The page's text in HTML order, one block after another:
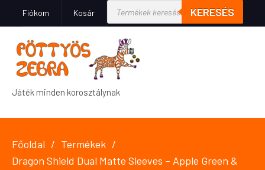
Fiókom Kosár KERESÉS
Játék minden korosztálynak
Főoldal
Termékek
Dragon Shield Dual Matte Sleeves – Apple Green &